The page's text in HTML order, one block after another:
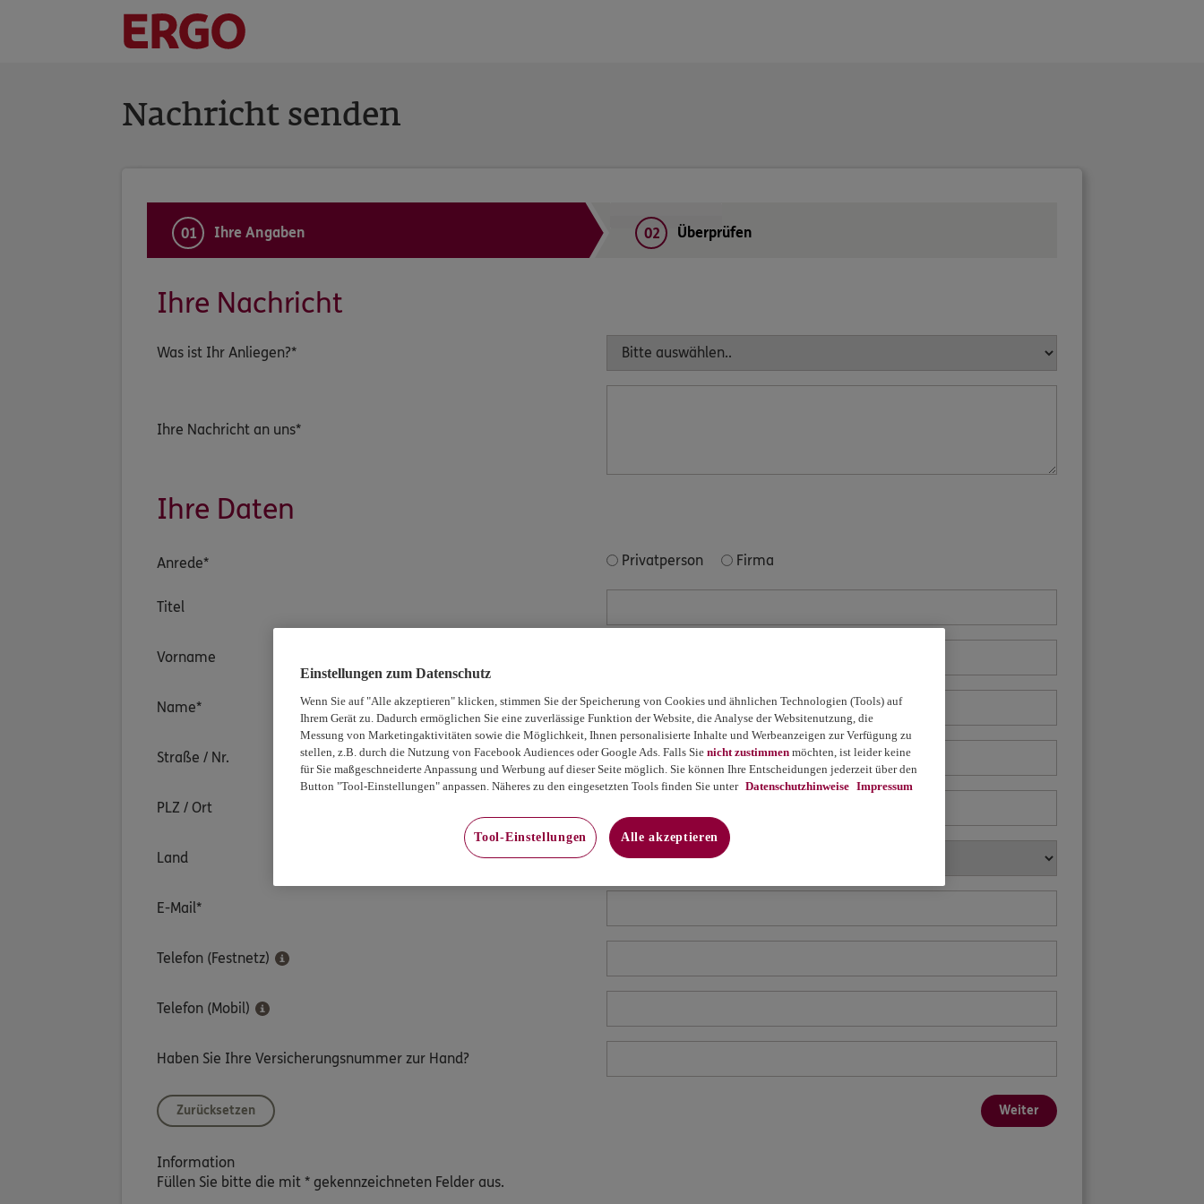
Nachricht senden
01 Ihre Angaben 02 Überprüfen
Ihre Nachricht
Was ist Ihr Anliegen?*
Ihre Nachricht an uns*
Ihre Daten
Anrede* Privatperson Firma
Titel
Vorname
Name*
Straße / Nr.
PLZ / Ort
Land
E-Mail*
Telefon (Festnetz)
Telefon (Mobil)
Haben Sie Ihre Versicherungsnummer zur Hand?
Zurücksetzen Weiter
Information
Füllen Sie bitte die mit * gekennzeichneten Felder aus.
Einstellungen zum Datenschutz
Wenn Sie auf "Alle akzeptieren" klicken, stimmen Sie der Speicherung von Cookies und ähnlichen Technologien (Tools) auf
Ihrem Gerät zu. Dadurch ermöglichen Sie eine zuverlässige Funktion der Website, die Analyse der Websitenutzung, die
Messung von Marketingaktivitäten sowie die Möglichkeit, Ihnen personalisierte Inhalte und Werbeanzeigen zur Verfügung zu
stellen, z.B. durch die Nutzung von Facebook Audiences oder Google Ads. Falls Sie nicht zustimmen möchten, ist leider keine
für Sie maßgeschneiderte Anpassung und Werbung auf dieser Seite möglich. Sie können Ihre Entscheidungen jederzeit über den
Button "Tool-Einstellungen" anpassen. Näheres zu den eingesetzten Tools finden Sie unter Datenschutzhinweise Impressum
Tool-Einstellungen Alle akzeptieren